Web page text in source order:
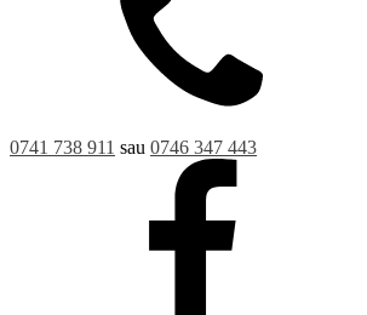
0741 738 911 sau 0746 347 443